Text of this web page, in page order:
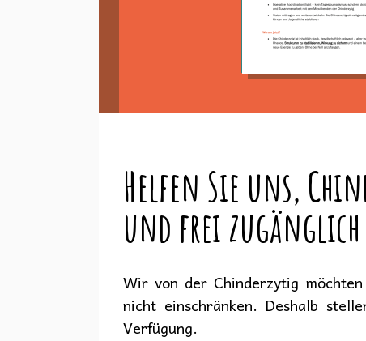
Helfen Sie uns,
und frei
Wir von der Chinderzytig
nicht einschränken. Deshalb
Verfügung.